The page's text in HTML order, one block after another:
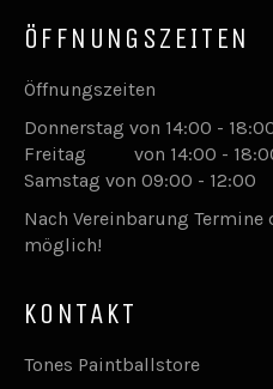
ÖFFNUNGSZEITEN
Öffnungszeiten
Donnerstag von 14:00 -
Freitag von 14:00 -
Samstag von 09:00 - 12:00
Nach Vereinbarung Termine
möglich!
KONTAKT
Tones Paintballstore